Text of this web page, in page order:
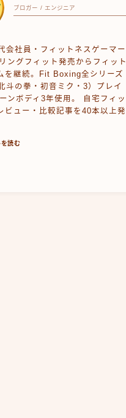
ブロガー / エンジニア
会社員・フィットネスゲーマー
ングフィット発売からフィット
を継続。Fit Boxing全シリーズ
斗の拳・初音ミク・3）プレイ
ンボディ3年使用。 自宅フィッ
ビュー・比較記事を40本以上発
読む